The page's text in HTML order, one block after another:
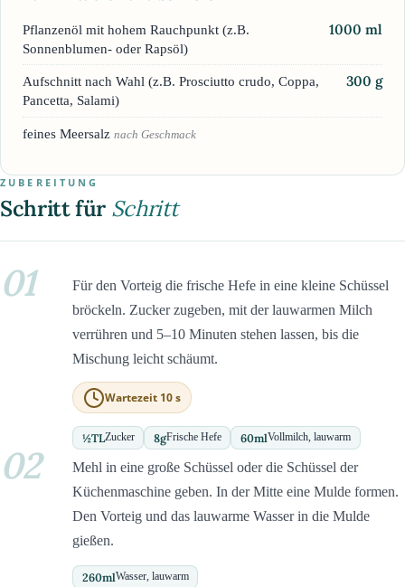
Pflanzenöl mit hohem Rauchpunkt (z.B.
Sonnenblumen- oder Rapsöl)
1000 ml
Aufschnitt nach Wahl (z.B. Prosciutto crudo, Coppa,
Pancetta, Salami)
300 g
feines Meersalz nach Geschmack
ZUBEREITUNG
Schritt für Schritt
01
Für den Vorteig die frische Hefe in eine kleine Schüssel
bröckeln. Zucker zugeben, mit der lauwarmen Milch
verrühren und 5–10 Minuten stehen lassen, bis die
Mischung leicht schäumt.
Wartezeit 10 s
½TLZucker 8gFrische Hefe 60mlVollmilch, lauwarm
02
Mehl in eine große Schüssel oder die Schüssel der
Küchenmaschine geben. In der Mitte eine Mulde formen.
Den Vorteig und das lauwarme Wasser in die Mulde
gießen.
260mlWasser, lauwarm